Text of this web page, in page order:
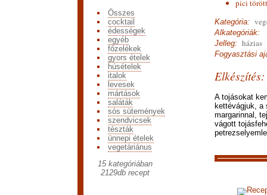
Összes
cocktail
édességek
egyéb
főzelékek
gyors ételek
húsételek
italok
levesek
mártások
saláták
sós sütemények
szendvicsek
tészták
ünnepi ételek
vegetáriánus
15 kategóriában
2129db recept
pici
Kategória:
Alkategóriák:
Jelleg: házias
Fogyasztási
Elkészítés:
A tojásokat
kettévágjuk, a
margarinnal,
vágott